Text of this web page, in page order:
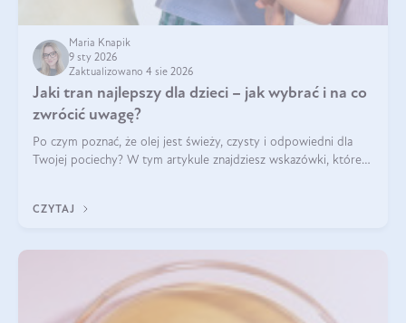
Maria Knapik
9 sty 2026
Zaktualizowano 4 sie 2026
Jaki tran najlepszy dla dzieci – jak wybrać i na co
zwrócić uwagę?
Po czym poznać, że olej jest świeży, czysty i odpowiedni dla
Twojej pociechy? W tym artykule znajdziesz wskazówki, które
CZYTAJ